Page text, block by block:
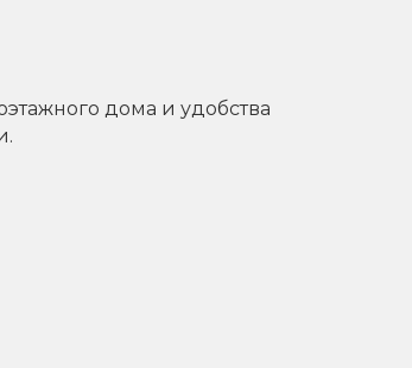
дома и удобства